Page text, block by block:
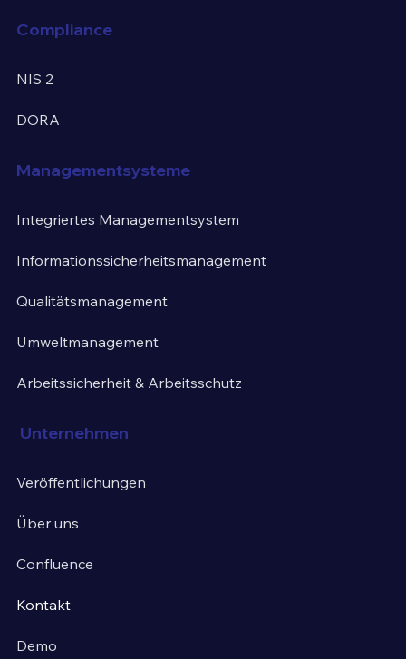
Unternehmen
Veröffentlichungen
Über uns
Confluence
Kontakt
Demo
Managementsysteme
Integriertes Managementsystem
Informationssicherheitsmanagement
Qualitätsmanagement
Umweltmanagement
Arbeitssicherheit & Arbeitsschutz
NIS 2
DORA
Compliance